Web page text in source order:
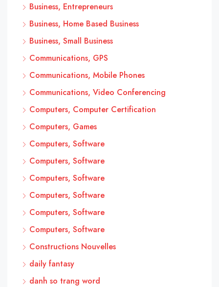
Business, Entrepreneurs
Business, Home Based Business
Business, Small Business
Communications, GPS
Communications, Mobile Phones
Communications, Video Conferencing
Computers, Computer Certification
Computers, Games
Computers, Software
Computers, Software
Computers, Software
Computers, Software
Computers, Software
Computers, Software
Constructions Nouvelles
daily fantasy
danh so trang word